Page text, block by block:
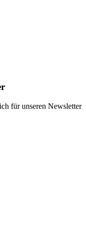
für unseren Newsletter